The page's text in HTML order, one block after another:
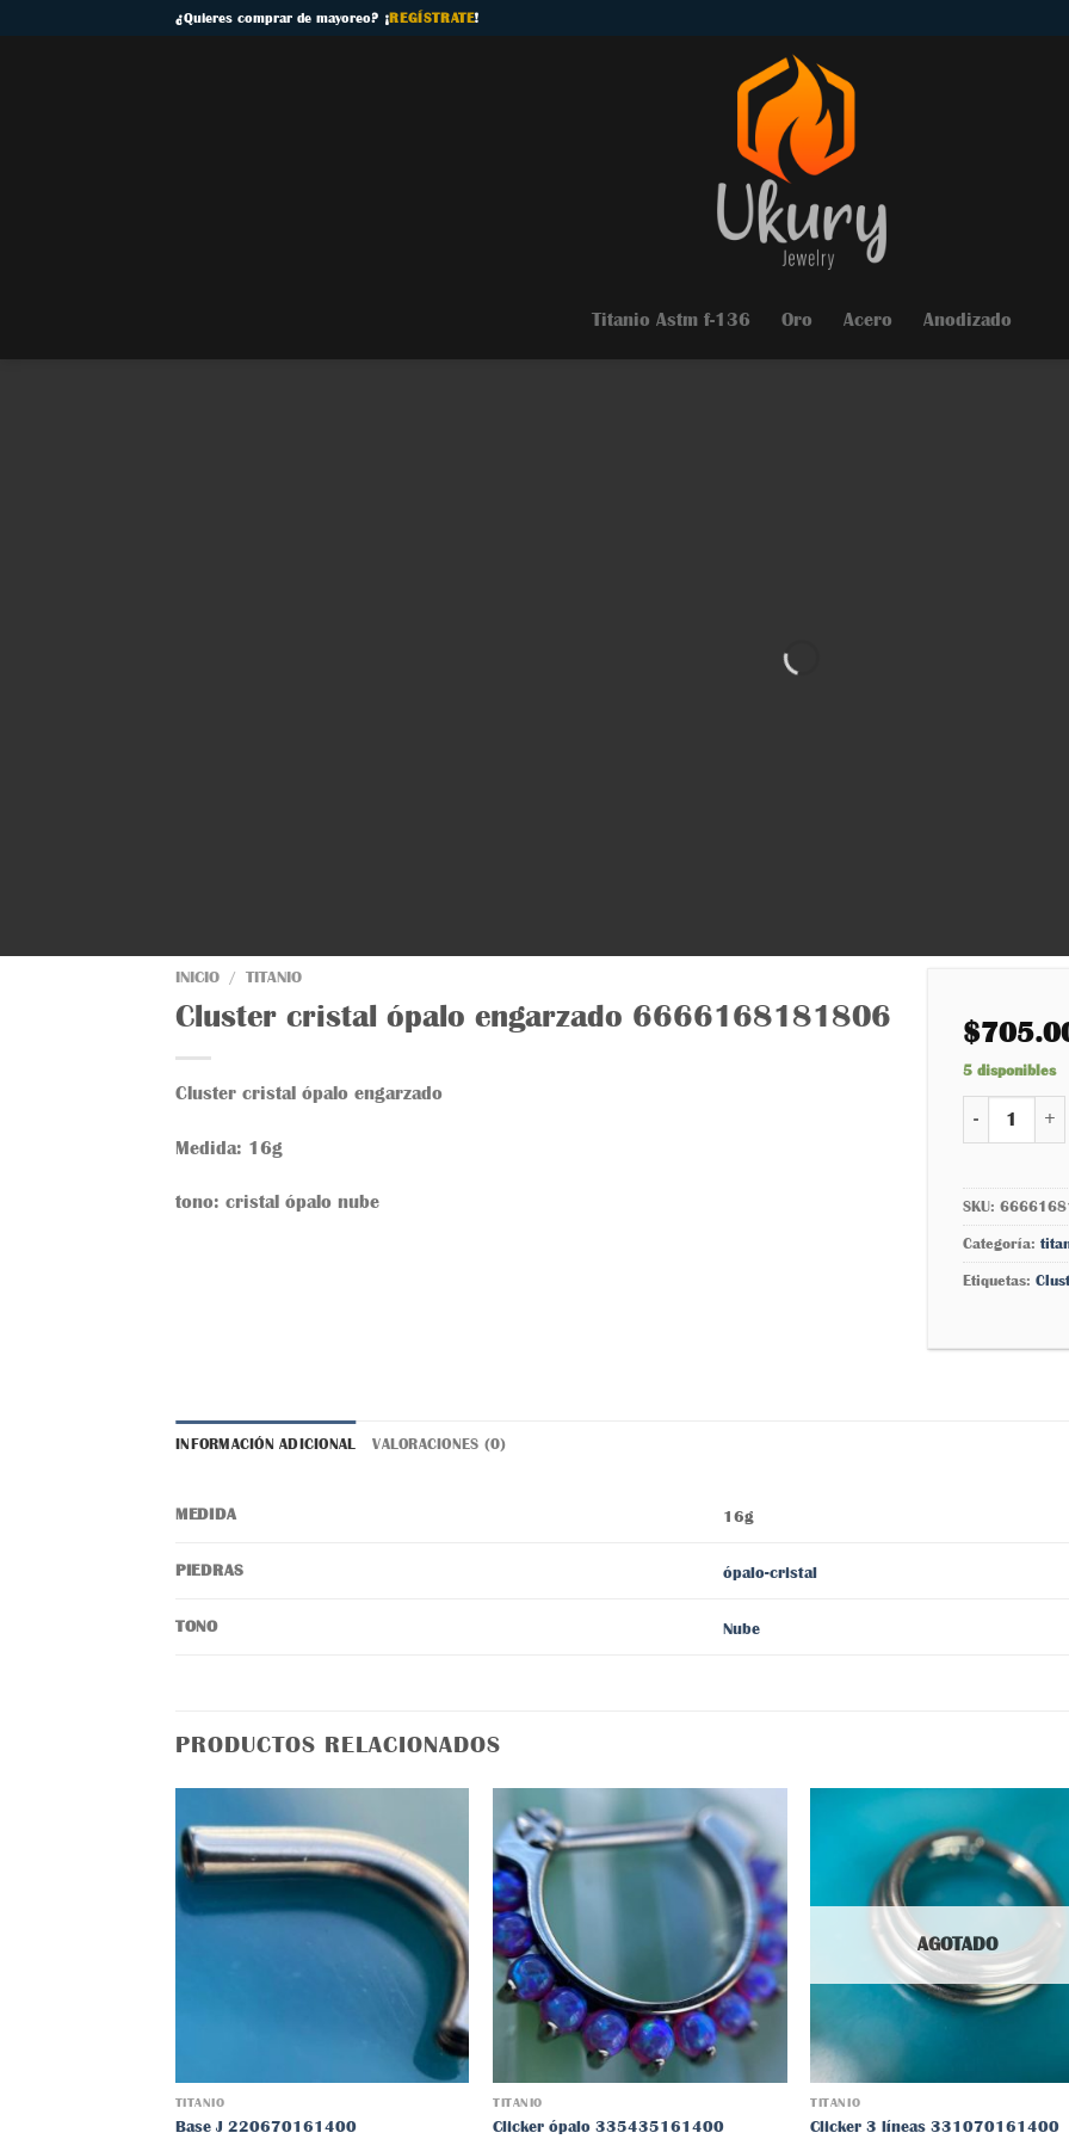
¿Quieres comprar de mayoreo? ¡REGÍSTRATE!
Titanio Astm f-136 Oro Acero Anodizado
INICIO / TITANIO
Cluster cristal ópalo engarzado 6666168181806
Cluster cristal ópalo engarzado
Medida: 16g
tono: cristal ópalo nube
$
5 disponibles
Cluster
SKU:
Categoría:
Etiquetas:
INFORMACIÓN ADICIONAL VALORACIONES (0)
MEDIDA 16g
PIEDRAS ópalo-cristal
TONO Nube
PRODUCTOS RELACIONADOS
Añadir
a la
lista
deseos
TITANIO
Base J 220670161400
Añadir
a la
lista
de
deseos
TITANIO
Clicker ópalo 335435161400
AGOTADO
TITANIO
Clicker 3 líneas 331070161400